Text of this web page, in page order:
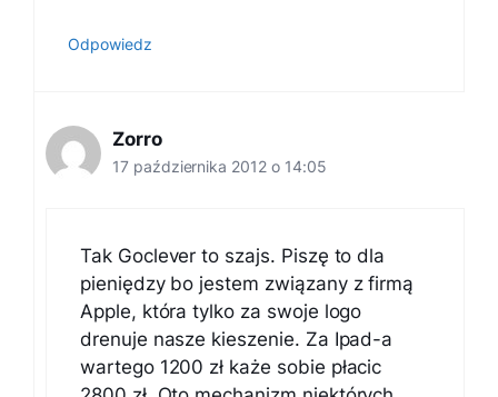
Odpowiedz
Zorro
17 października 2012 o 14:05
Tak Goclever to szajs. Piszę to dla
pieniędzy bo jestem związany z firmą
Apple, która tylko za swoje logo
drenuje nasze kieszenie. Za Ipad-a
wartego 1200 zł każe sobie płacic